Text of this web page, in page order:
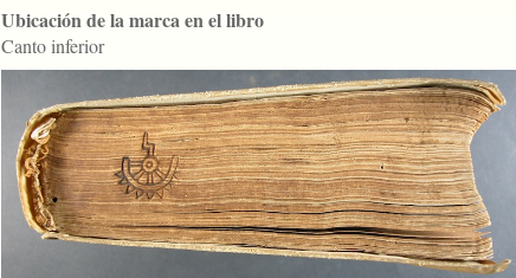
Ubicación de la marca en el libro
Canto inferior